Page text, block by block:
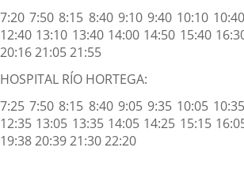
7:20 7:50 8:15 8:40 9:10 9:40 10:10
12:40 13:10 13:40 14:00 14:50 15:40
20:16 21:05 21:55
HOSPITAL RÍO HORTEGA:
7:25 7:50 8:15 8:40 9:05 9:35 10:05
12:35 13:05 13:35 14:05 14:25 15:15
19:38 20:39 21:30 22:20